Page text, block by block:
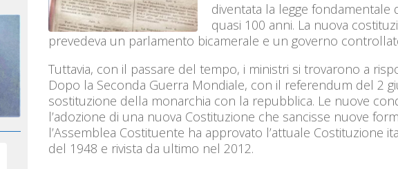
diventata la legge fondamentale
quasi 100 anni. La nuova
prevedeva un parlamento bicamerale e un governo
Tuttavia, con il passare del tempo, i ministri si trovarono a
Dopo la Seconda Guerra Mondiale, con il referendum del 2
sostituzione della monarchia con la repubblica. Le nuove
l’adozione di una nuova Costituzione che sancisse nuove
l’Assemblea Costituente ha approvato l’attuale Costituzione
del 1948 e rivista da ultimo nel 2012.